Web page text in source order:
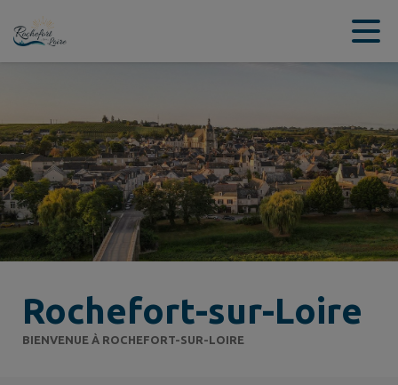
Contenu
Rochefort-sur-Loire
BIENVENUE À ROCHEFORT-SUR-LOIRE